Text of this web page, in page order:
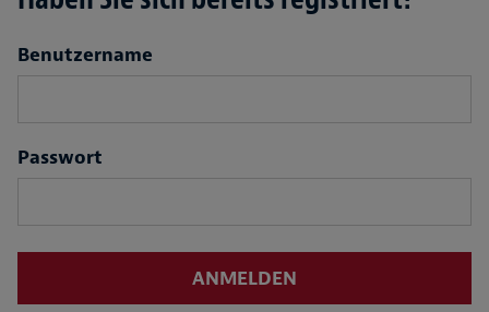
Login
Benutzername
Passwort
ANMELDEN